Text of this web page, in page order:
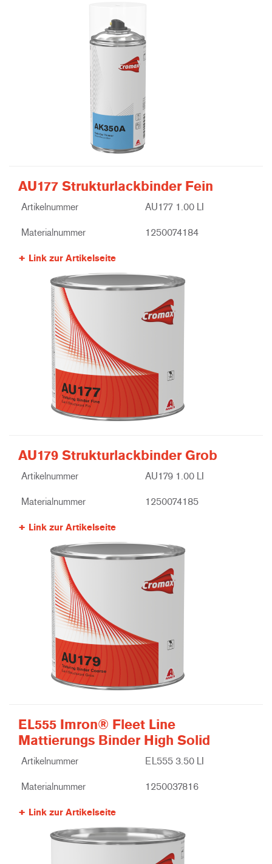
AU177 Strukturlackbinder Fein
Artikelnummer AU177 1.00 LI
Materialnummer 1250074184
Link zur Artikelseite
AU179 Strukturlackbinder Grob
Artikelnummer AU179 1.00 LI
Materialnummer 1250074185
Link zur Artikelseite
EL555 Imron® Fleet Line
Mattierungs Binder High Solid
Artikelnummer EL555 3.50 LI
Materialnummer 1250037816
Link zur Artikelseite